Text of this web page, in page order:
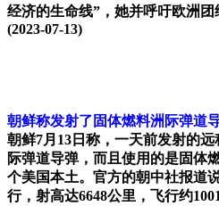
经济的生命线”，她并呼吁欧洲团
(2023-07-13)
朝鲜称发射了固体燃料洲际弹道
朝鲜7月13日称，一天前发射的
际弹道导弹，而且使用的是固体
个美国本土。官方的朝中社报道
行，射高达6648公里，飞行约